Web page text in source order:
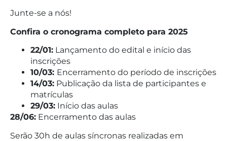
Junte-se a nós!
Confira o cronograma completo para 2025
22/01: Lançamento do edital e início das
inscrições
10/03: Encerramento do período de inscrições
14/03: Publicação da lista de participantes e
matrículas
29/03: Início das aulas
28/06: Encerramento das aulas
Serão 30h de aulas síncronas realizadas em